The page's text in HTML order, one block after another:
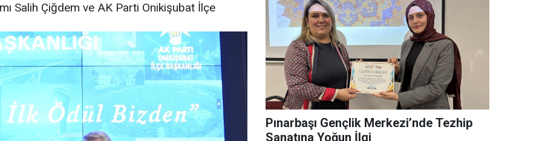
Salih Çiğdem ve AK Parti Onikişubat İlçe
Pınarbaşı Gençlik Merkezi’nde Tezhip
Sanatına Yoğun İlgi